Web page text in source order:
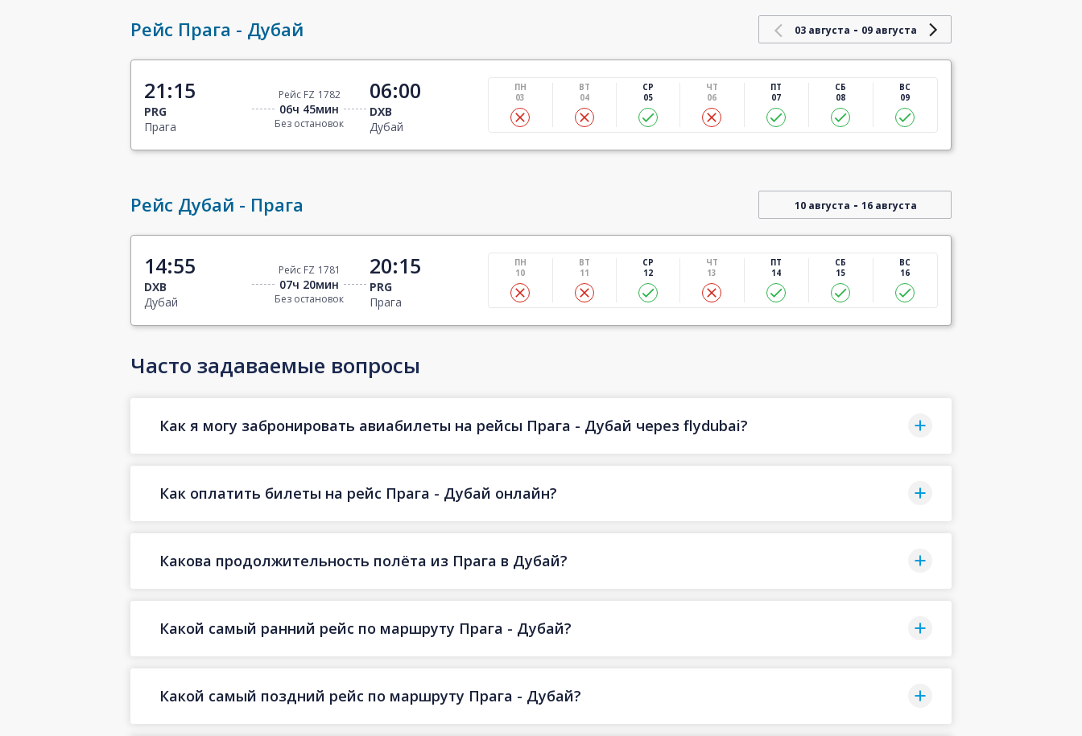
Рейс Прага - Дубай 03 августа - 09 августа
21:15
PRG
Прага
Рейс FZ 1782
06ч 45мин
Без остановок
06:00
DXB
Дубай
ПН
03
ВТ
04
СР
05
ЧТ
06
ПТ
07
СБ
08
ВС
09
Рейс Дубай - Прага 10 августа - 16 августа
14:55
DXB
Дубай
Рейс FZ 1781
07ч 20мин
Без остановок
20:15
PRG
Прага
ПН
10
ВТ
11
СР
12
ЧТ
13
ПТ
14
СБ
15
ВС
16
Часто задаваемые вопросы
Как я могу забронировать авиабилеты на рейсы Прага - Дубай через flydubai?
Как оплатить билеты на рейс Прага - Дубай онлайн?
Какова продолжительность полёта из Прага в Дубай?
Какой самый ранний рейс по маршруту Прага - Дубай?
Какой самый поздний рейс по маршруту Прага - Дубай?